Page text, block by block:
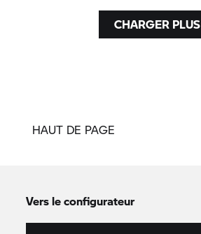
CHARGER PLUS
HAUT DE PAGE
Vers le configurateur